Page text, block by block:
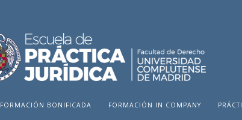
FORMACIÓN BONIFICADA FORMACIÓN IN COMPANY